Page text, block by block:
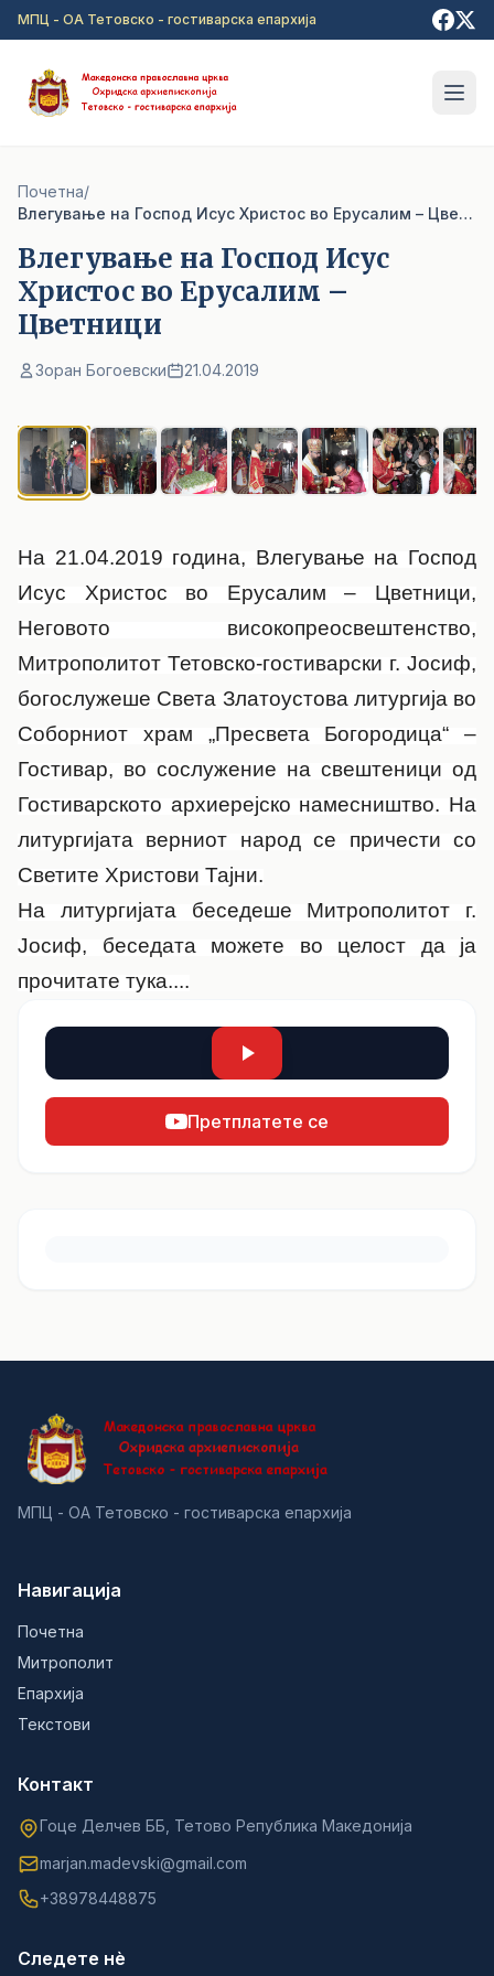
Прејди на главна содржина
МПЦ - ОА Тетовско - гостиварска епархија
Почетна/
Влегување на Господ Исус Христос во Ерусалим – Цветници
Влегување на Господ Исус
Христос во Ерусалим –
Цветници
Зоран Богоевски 21.04.2019
На 21.04.2019 година, Влегување на Господ
Исус Христос во Ерусалим – Цветници,
Неговото високопреосвештенство,
Митрополитот Тетовско-гостиварски г. Јосиф,
богослужеше Света Златоустова литургија во
Соборниот храм „Пресвета Богородица“ –
Гостивар, во сослужение на свештеници од
Гостиварското архиерејско намесништво. На
литургијата верниот народ се причести со
Светите Христови Тајни.
На литургијата беседеше Митрополитот г.
Јосиф, беседата можете во целост да ја
прочитате тука....
Претплатете се
МПЦ - ОА Тетовско - гостиварска епархија
Навигација
Почетна
Митрополит
Епархија
Текстови
Контакт
Гоце Делчев ББ, Тетово Република Македонија
marjan.madevski@gmail.com
+38978448875
Следете нè